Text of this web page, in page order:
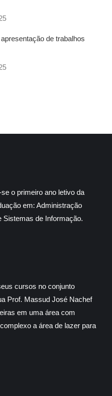
de trabalhos
o primeiro ano letivo da
em: Administração
Sistemas de Informação.
cursos no conjunto
Prof. Massud José Nachef
em uma área com
a área de lazer para